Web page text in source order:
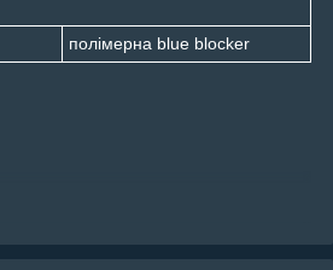
полімерна blue blocker